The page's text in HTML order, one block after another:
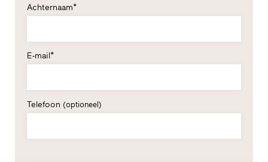
Achternaam*
E-mail*
Telefoon (optioneel)